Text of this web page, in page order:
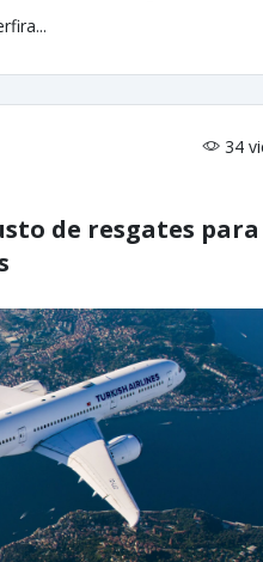
34
de resgates